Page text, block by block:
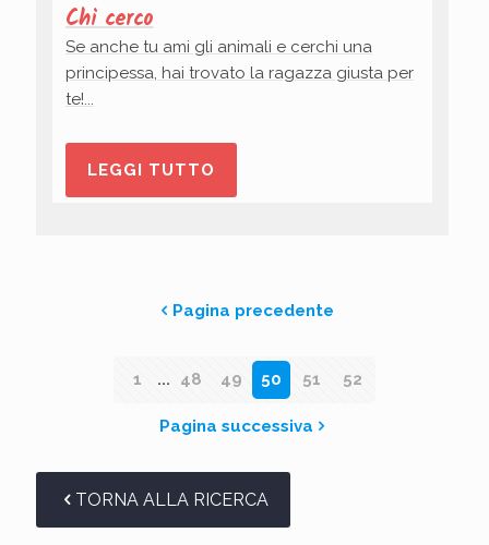
Chi cerco
Se anche tu ami gli animali e cerchi una
principessa, hai trovato la ragazza giusta per
te!...
LEGGI TUTTO
Pagina precedente
1 ... 48 49 50 51 52
Pagina successiva
TORNA ALLA RICERCA